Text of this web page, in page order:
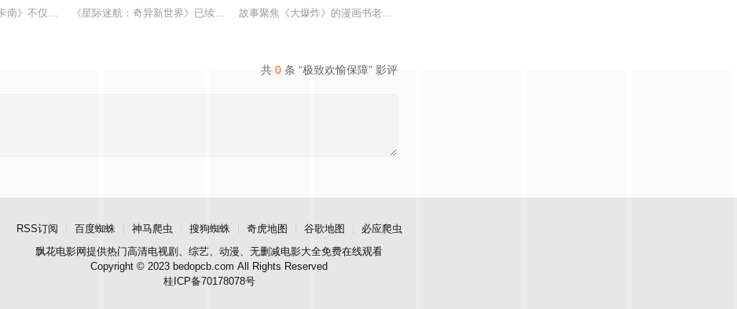
过上平静生活。然而，当地接连发生游客离奇死亡事件，
南》不仅讲述了卡南斯塔克的童年故事，而且还将是一部庞大的家庭剧，讲述那些抚养他的人、
《星际迷航：奇异新世界》已续订第四季。故事聚焦《大爆炸》的漫画书老板斯图尔特·布鲁姆，他弄坏了一个谢尔顿和莱纳德制造的设备，意外导致了多
共 0 条 “极致欢愉保障” 影评
RSS订阅 百度蜘蛛 神马爬虫 搜狗蜘蛛 奇虎地图 谷歌地图
必应爬虫
飘花电影网提供热门高清电视剧、综艺、动漫、无删减电影大全免费在线观看
Copyright © 2023 bedopcb.com All Rights Reserved
桂ICP备70178078号